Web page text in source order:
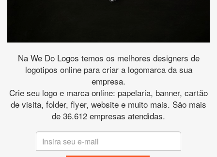
Na We Do Logos temos os melhores designers de
logotipos online para criar a logomarca da sua
empresa.
Crie seu logo e marca online: papelaria, banner, cartão
de visita, folder, flyer, website e muito mais. São mais
de 36.612 empresas atendidas.